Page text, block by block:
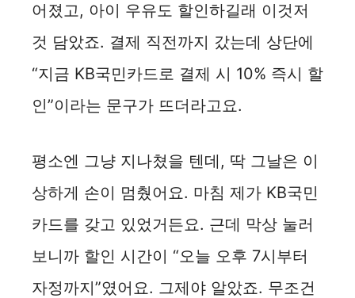
어졌고, 아이 우유도 할인하길래 이것저
것 담았죠. 결제 직전까지 갔는데 상단에
“지금 KB국민카드로 결제 시 10% 즉시 할
인”이라는 문구가 뜨더라고요.
평소엔 그냥 지나쳤을 텐데, 딱 그날은 이
상하게 손이 멈췄어요. 마침 제가 KB국민
카드를 갖고 있었거든요. 근데 막상 눌러
보니까 할인 시간이 “오늘 오후 7시부터
자정까지”였어요. 그제야 알았죠. 무조건